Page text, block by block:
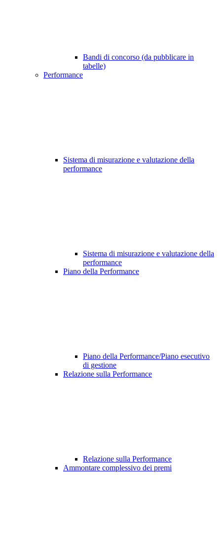
Bandi di concorso (da pubblicare in
tabelle)
Performance
Sistema di misurazione e valutazione della
performance
Sistema di misurazione e valutazione della
performance
Piano della Performance
Piano della Performance/Piano esecutivo
di gestione
Relazione sulla Performance
Relazione sulla Performance
Ammontare complessivo dei premi